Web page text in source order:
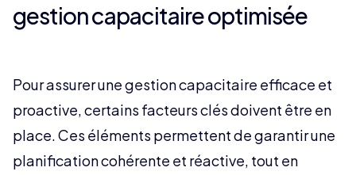
gestion capacitaire optimisée
Pour assurer une gestion capacitaire efficace et
proactive, certains facteurs clés doivent être en
place. Ces éléments permettent de garantir une
planification cohérente et réactive, tout en